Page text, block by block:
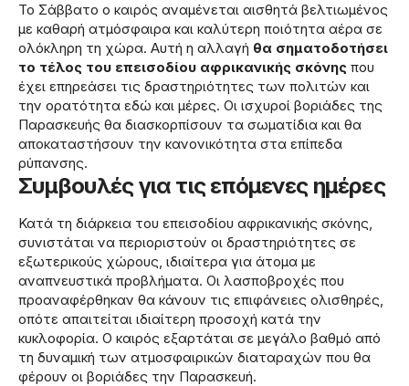
Το Σάββατο ο καιρός αναμένεται αισθητά βελτιωμένος
με καθαρή ατμόσφαιρα και καλύτερη ποιότητα αέρα σε
ολόκληρη τη χώρα. Αυτή η αλλαγή θα σηματοδοτήσει
το τέλος του επεισοδίου αφρικανικής σκόνης που
έχει επηρεάσει τις δραστηριότητες των πολιτών και
την ορατότητα εδώ και μέρες. Οι ισχυροί βοριάδες της
Παρασκευής θα διασκορπίσουν τα σωματίδια και θα
αποκαταστήσουν την κανονικότητα στα επίπεδα
ρύπανσης.
Συμβουλές για τις επόμενες ημέρες
Κατά τη διάρκεια του επεισοδίου αφρικανικής σκόνης,
συνιστάται να περιοριστούν οι δραστηριότητες σε
εξωτερικούς χώρους, ιδιαίτερα για άτομα με
αναπνευστικά προβλήματα. Οι λασποβροχές που
προαναφέρθηκαν θα κάνουν τις επιφάνειες ολισθηρές,
οπότε απαιτείται ιδιαίτερη προσοχή κατά την
κυκλοφορία. Ο καιρός εξαρτάται σε μεγάλο βαθμό από
τη δυναμική των ατμοσφαιρικών διαταραχών που θα
φέρουν οι βοριάδες την Παρασκευή.